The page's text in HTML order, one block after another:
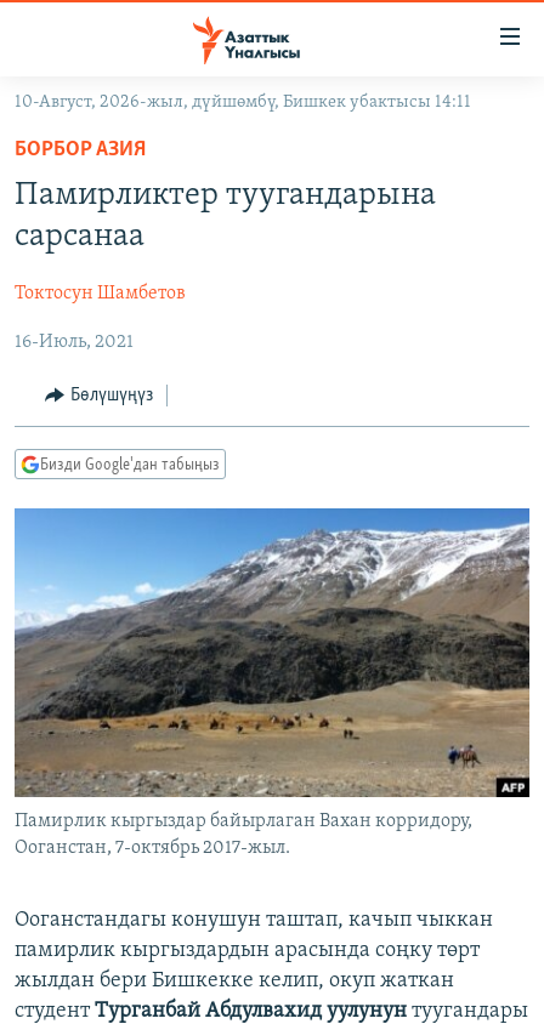
Навигацияга
өтүңүз
Издөөгө
салыңызКЫРГЫЗСТАН
ЭКОНОМИКА
МАДАНИЯТ
БОРБОР АЗИЯ
УКРАИНА
АТАЙЫН ИЛИКТӨӨ
ТВ ПРОГРАММАЛАР
БҮГҮН АЗАТТЫКТА
БИЗ ЖАНА ДҮЙНӨ
АЗАТТЫК+
ЫҢГАЙСЫЗ СУРООЛОР
ПОДКАСТ
ӨЗГӨЧӨ ПИКИР
ЭЕ/АРнун бардык сайттары
10-Август, 2026-жыл, дүйшөмбү, Бишкек убактысы 14:11
БОРБОР АЗИЯ
Памирликтер туугандарына
сарсанаа
Токтосун Шамбетов
16-Июль, 2021
Бөлүшүңүз
Бизди Google'дан табыңыз
Памирлик кыргыздар байырлаган Вахан корридору,
Ооганстан, 7-октябрь 2017-жыл.
Ооганстандагы конушун таштап, качып чыккан
памирлик кыргыздардын арасында соңку төрт
жылдан бери Бишкекке келип, окуп жаткан
студентТурганбай Абдулвахид уулунун туугандары